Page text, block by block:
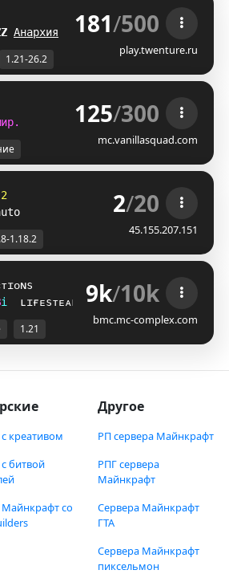
[ Анархия 181/500
play.twenture.ru
1.21-26.2
ир. 125/300
mc.vanillasquad.com
2/20
45.155.207.151
1.18.2
i ʟɪғᴇsᴛᴇᴀʟ 9k/10k
bmc.mc-complex.com
1.21
креативом
битвой
со
Другое
РП сервера Майнкрафт
РПГ сервера
Майнкрафт
Сервера Майнкрафт
ГТА
Сервера Майнкрафт
пиксельмон